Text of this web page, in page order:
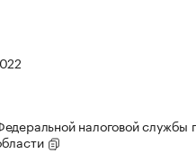
налоговой службы